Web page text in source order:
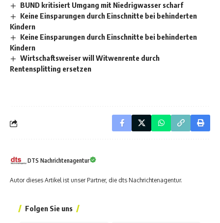
BUND kritisiert Umgang mit Niedrigwasser scharf
Keine Einsparungen durch Einschnitte bei behinderten
Kindern
Keine Einsparungen durch Einschnitte bei behinderten
Kindern
Wirtschaftsweiser will Witwenrente durch
Rentensplitting ersetzen
DTS Nachrichtenagentur
Autor dieses Artikel ist unser Partner, die dts Nachrichtenagentur.
Folgen Sie uns